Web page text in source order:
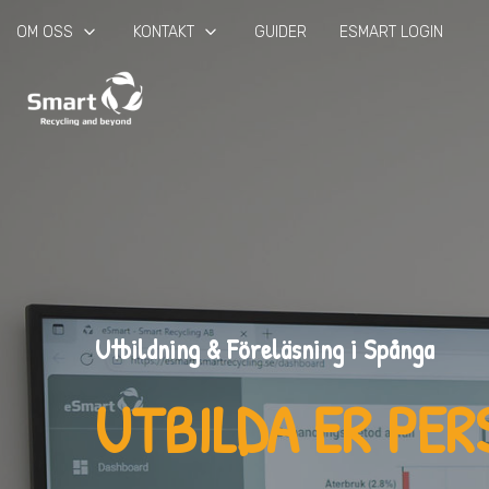
OM OSS keyboard_arrow_down KONTAKT keyboard_arrow_down GUIDER ESMART LOGIN
Utbildning & Föreläsning i Spånga
UTBILDA ER